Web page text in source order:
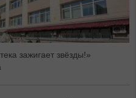
зажигает звёзды!»